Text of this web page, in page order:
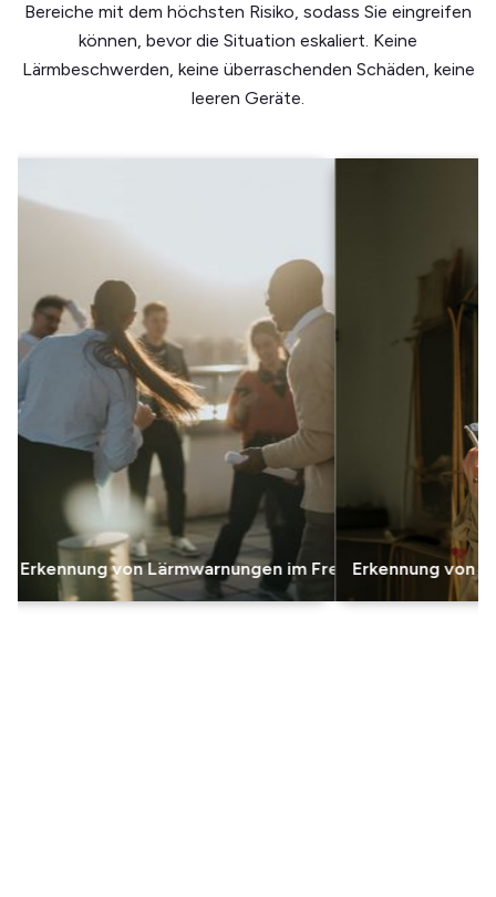
Bereiche mit dem höchsten Risiko, sodass Sie eingreifen
können, bevor die Situation eskaliert. Keine
Lärmbeschwerden, keine überraschenden Schäden, keine
leeren Geräte.
von Lärmwarnungen im FreienErkennung von